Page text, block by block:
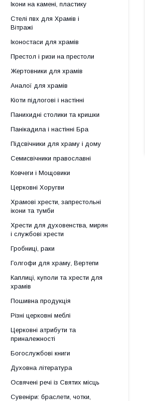
Ікони на камені, пластику
Стелі пвх для Храмів і
Вітражі
Іконостаси для храмів
Престол і ризи на престоли
Жертовники для храмів
Аналої для храмів
Кіоти підлогові і настінні
Панихидні столики та кришки
Панікадила і настінні Бра
Підсвічники для храму і дому
Семисвічники православні
Ковчеги і Мощовики
Церковні Хоругви
Храмові хрести, запрестольні
ікони та тумби
Хрести для духовенства, мирян
і службові хрести
Гробниці, раки
Голгофи для храму, Вертепи
Каплиці, куполи та хрести для
храмів
Пошивна продукція
Різні церковні меблі
Церковні атрибути та
приналежності
Богослужбові книги
Духовна література
Освячені речі із Святих місць
Сувеніри: браслети, чотки,